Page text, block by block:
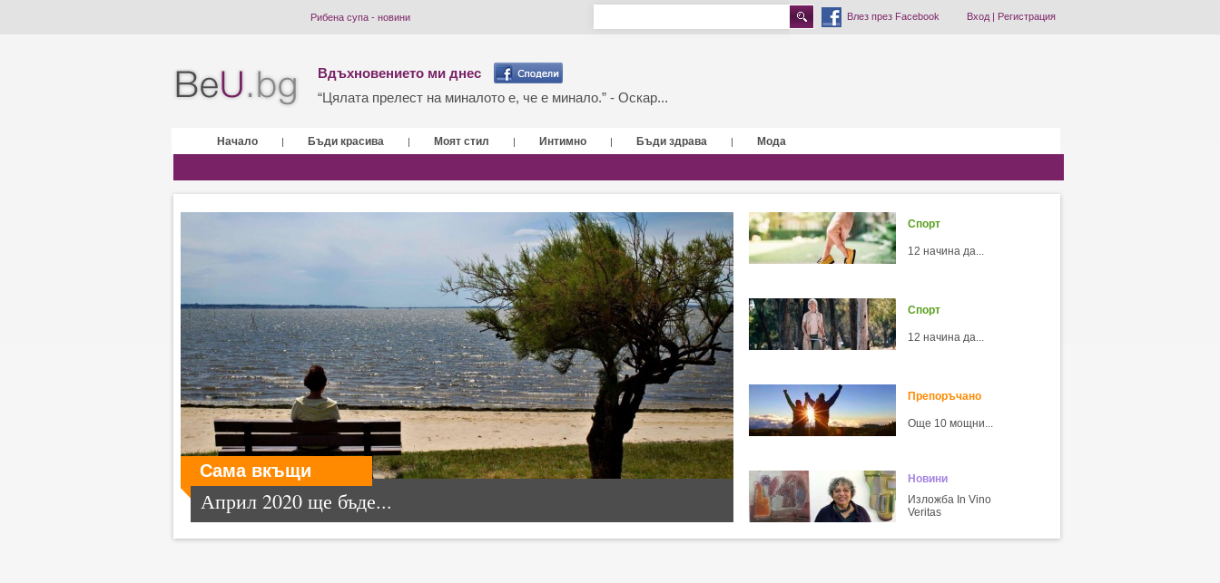
Рибена супа - новини Влез през Facebook Вход| Регистрация
Вдъхновението ми днес
“Цялата прелест на миналото е, че е минало.” - Оскар...
Начало | Бъди красива | Моят стил | Интимно | Бъди здрава | Мода
Сама вкъщи
Април 2020 ще бъде...
Спорт
12 начина да...
Спорт
12 начина да...
Препоръчано
Още 10 мощни...
Новини
Изложба In Vino
Veritas